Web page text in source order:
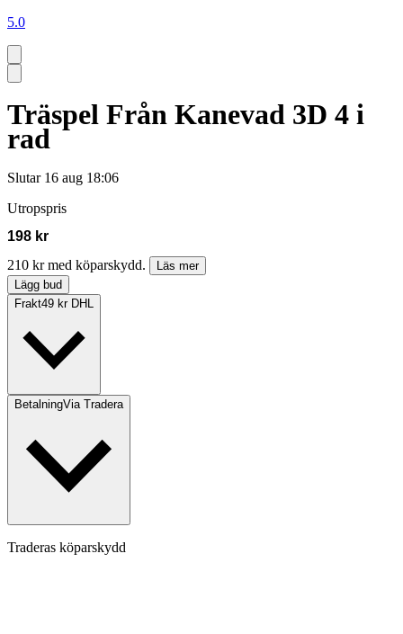
5.0
Träspel Från Kanevad 3D 4 i
rad
Slutar 16 aug 18:06
Utropspris
198 kr
210 kr med köparskydd.
Läs mer
Lägg bud
Frakt49 kr DHL
BetalningVia Tradera
Traderas köparskydd